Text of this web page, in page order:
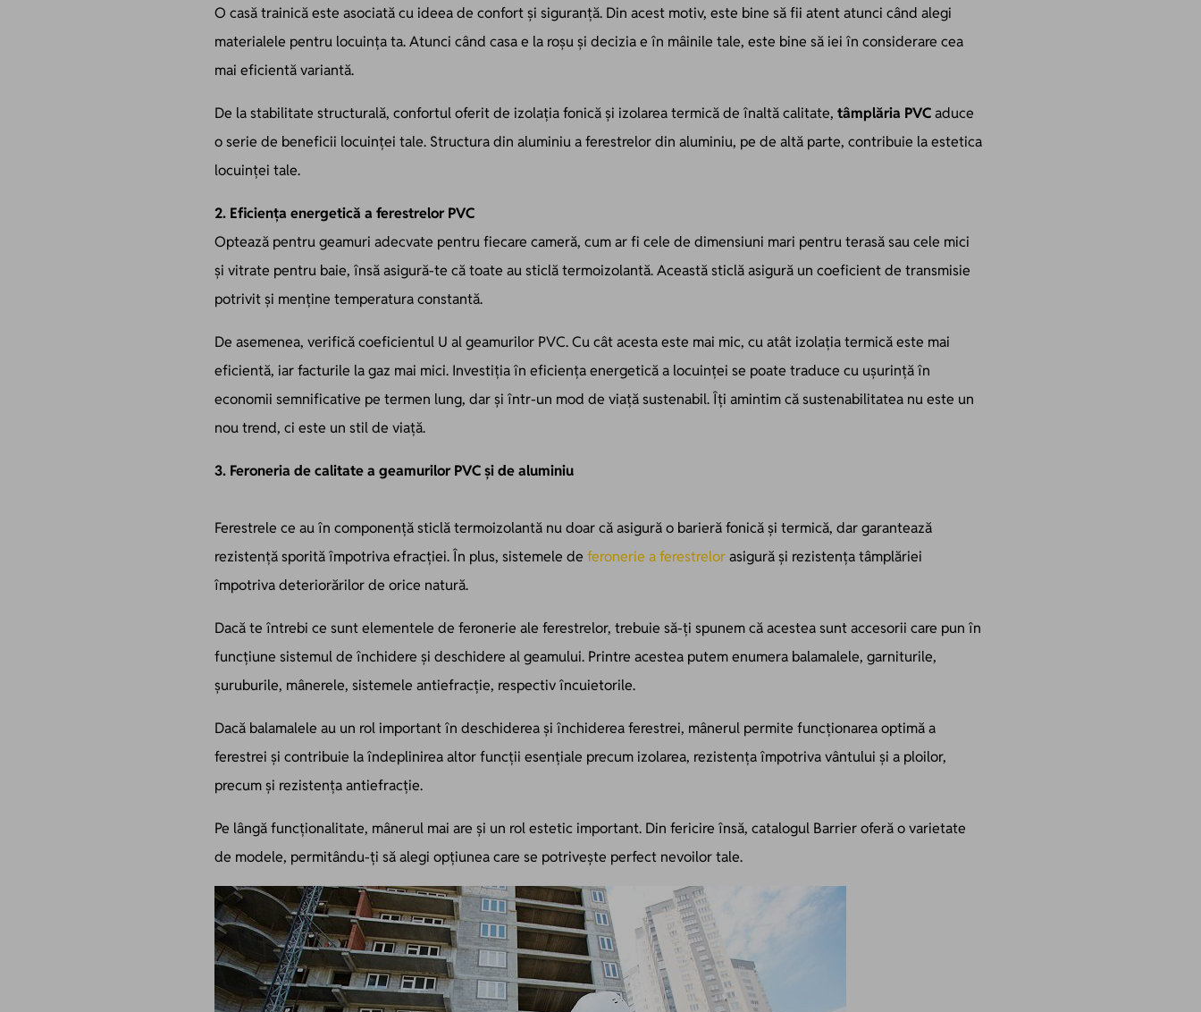
O casă trainică este asociată cu ideea de confort și siguranță. Din acest motiv, este bine să fii atent atunci când alegi
materialele pentru locuința ta. Atunci când casa e la roșu și decizia e în mâinile tale, este bine să iei în considerare cea
mai eficientă variantă.
De la stabilitate structurală, confortul oferit de izolația fonică și izolarea termică de înaltă calitate, tâmplăria PVCaduce
o serie de beneficii locuinței tale. Structura din aluminiu a ferestrelor din aluminiu, pe de altă parte, contribuie la estetica
locuinței tale.
2. Eficiența energetică a ferestrelor PVC
Optează pentru geamuri adecvate pentru fiecare cameră, cum ar fi cele de dimensiuni mari pentru terasă sau cele mici
și vitrate pentru baie, însă asigură-te că toate austiclă termoizolantă. Această sticlă asigură un coeficient de transmisie
potrivit și menține temperatura constantă.
De asemenea, verifică coeficientul U al geamurilor PVC. Cu cât acesta este mai mic, cu atât izolația termică este mai
eficientă, iar facturile la gaz mai mici. Investiția în eficiența energetică a locuinței se poate traduce cu ușurință în
economii semnificative pe termen lung, dar și într-un mod de viață sustenabil. Îți amintim că sustenabilitatea nu este un
nou trend, ci este un stil de viață.
3. Feroneria de calitate a geamurilor PVC și de aluminiu
Ferestrele ce au în componență sticlă termoizolantă nu doar că asigură o barieră fonică și termică, dar garantează
rezistență sporită împotriva efracției. În plus, sistemele de feronerie a ferestrelorasigură și rezistența tâmplăriei
împotriva deteriorărilor de orice natură.
Dacă te întrebi ce sunt elementele de feronerie ale ferestrelor, trebuie să-ți spunem că acestea sunt accesorii care pun în
funcțiune sistemul de închidere și deschidere al geamului. Printre acestea putem enumera balamalele, garniturile,
șuruburile, mânerele, sistemele antiefracție, respectiv încuietorile.
Dacă balamalele au un rol important în deschiderea și închiderea ferestrei, mânerul permite funcționarea optimă a
ferestrei și contribuie la îndeplinirea altor funcții esențiale precum izolarea, rezistența împotriva vântului și a ploilor,
precum și rezistența antiefracție.
Pe lângă funcționalitate, mânerul mai are și un rol estetic important. Din fericire însă, catalogul Barrier oferă o varietate
de modele, permitându-ți să alegi opțiunea care se potrivește perfect nevoilor tale.